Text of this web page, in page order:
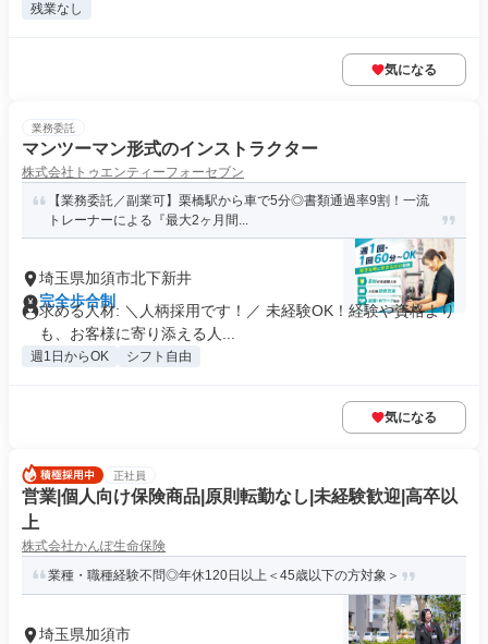
残業なし
気になる
業務委託
マンツーマン形式のインストラクター
株式会社トゥエンティーフォーセブン
【業務委託／副業可】栗橋駅から車で5分◎書類通過率9割！一流
トレーナーによる『最大2ヶ月間...
埼玉県加須市北下新井
完全歩合制
求める人材: ＼人柄採用です！／ 未経験OK！経験や資格より
も、お客様に寄り添える人...
週1日からOK シフト自由
気になる
正社員
営業|個人向け保険商品|原則転勤なし|未経験歓迎|高卒以
上
株式会社かんぽ生命保険
業種・職種経験不問◎年休120日以上＜45歳以下の方対象＞
埼玉県加須市